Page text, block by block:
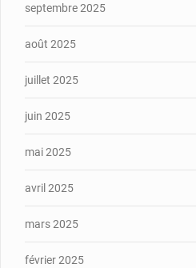
septembre 2025
août 2025
juillet 2025
juin 2025
mai 2025
avril 2025
mars 2025
février 2025